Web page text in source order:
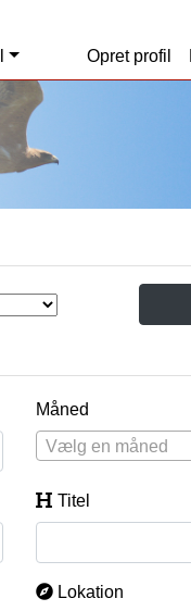
Opret profil
Måned
Vælg en måned
Titel
Lokation